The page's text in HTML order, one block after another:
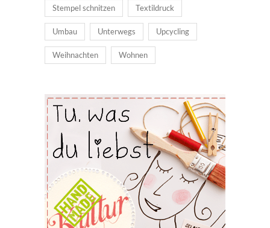
Stempel schnitzen Textildruck
Umbau Unterwegs Upcycling
Weihnachten Wohnen